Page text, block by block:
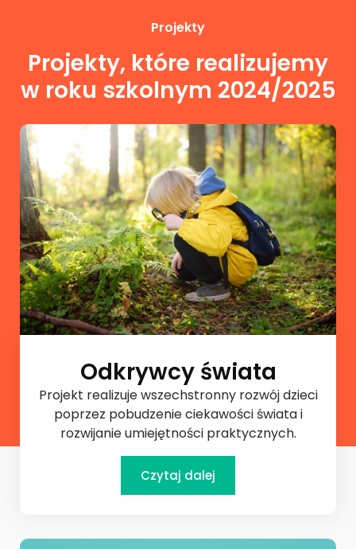
Projekty
Projekty, które realizujemy
w roku szkolnym 2024/2025
Odkrywcy świata
Projekt realizuje wszechstronny rozwój dzieci
poprzez pobudzenie ciekawości świata i
rozwijanie umiejętności praktycznych.
Czytaj dalej